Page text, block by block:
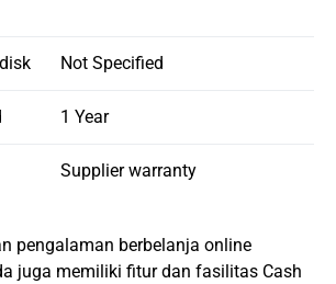
Not Specified
1 Year
Supplier warranty
pengalaman berbelanja online
juga memiliki fitur dan fasilitas Cash